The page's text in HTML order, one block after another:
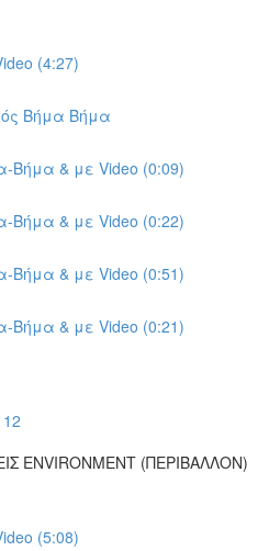
(4:27)
Βήμα Βήμα
Βήμα & με Video (0:09)
Βήμα & με Video (0:22)
Βήμα & με Video (0:51)
Βήμα & με Video (0:21)
ENVIRONMENT (ΠΕΡΙΒΑΛΛΟΝ)
(5:08)